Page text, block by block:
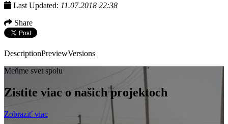
Last Updated: 11.07.2018 22:38
Share
DescriptionPreviewVersions
Meňme svet spolu
Zistite viac o našich projektoch
Zobraziť viac